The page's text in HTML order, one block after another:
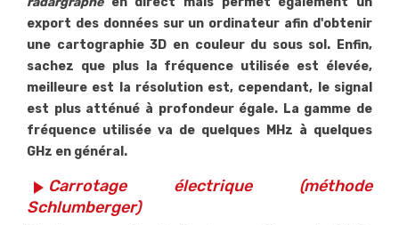
export des données sur un ordinateur afin d'obtenir
une cartographie 3D en couleur du sous sol. Enfin,
sachez que plus la fréquence utilisée est élevée,
meilleure est la résolution est, cependant, le signal
est plus atténué à profondeur égale. La gamme de
fréquence utilisée va de quelques MHz à quelques
GHz en général.
play_arrowCarrotage électrique (méthode
Schlumberger)